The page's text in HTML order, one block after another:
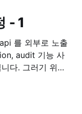
- 1
audit 기능 사
위해